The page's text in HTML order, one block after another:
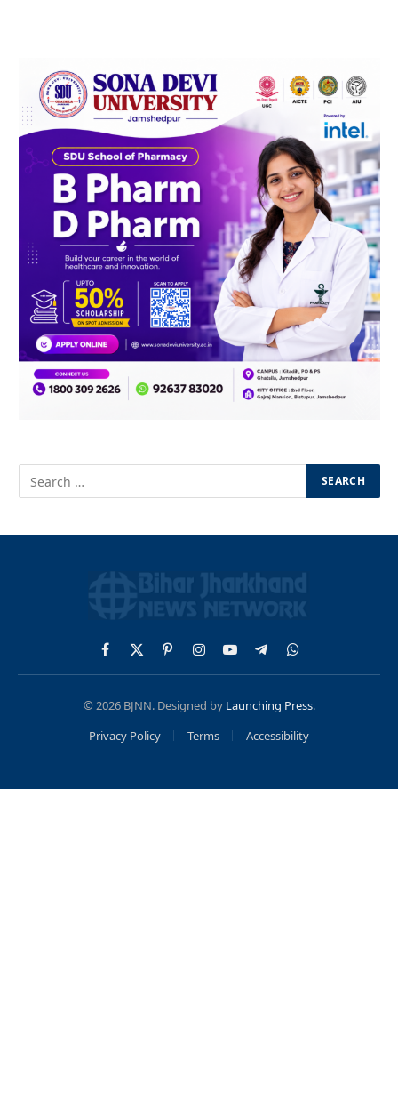
Facebook
X
(Twitter)
PinterestInstagram
YouTubeTelegramWhatsApp
© 2026 BJNN. Designed by Launching Press.
Privacy Policy
Terms Accessibility